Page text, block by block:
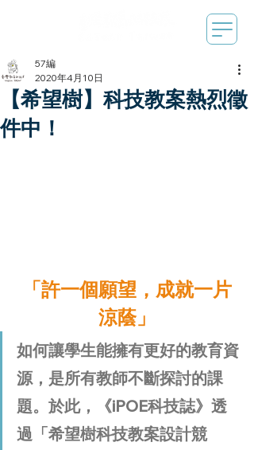
【希望樹】科技教案熱烈徵
件中！
57編
2020年4月10日
「許一個願望，成就一片
涼蔭」
如何讓學生能擁有更好的教育資
源，是所有教師不斷探討的課
題。於此，《iPOE科技誌》透
過「希望樹科技教案設計競